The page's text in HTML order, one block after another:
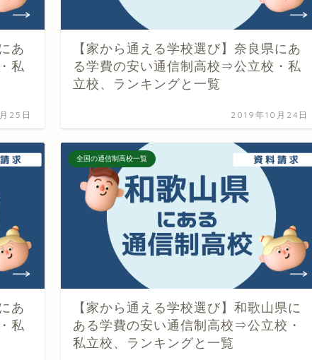
あ
私
25日
【家から通える学校選び】奈良県にあ
る学費の安い通信制高校⇒公立校・私
立校、ランキングと一覧
2019年10月24日
あ
私
全国の通信制高校一覧
【家から通える学校選び】和歌山県に
ある学費の安い通信制高校⇒公立校・
私立校、ランキングと一覧